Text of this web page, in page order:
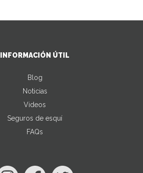
INFORMACIÓN ÚTIL
Blog
Noticias
Videos
Seguros de esquí
FAQs